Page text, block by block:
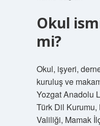
Okul
mi?
Okul, işyeri,
kuruluş ve
Yozgat Anadolu
Türk Dil
Valiliği, Mamak